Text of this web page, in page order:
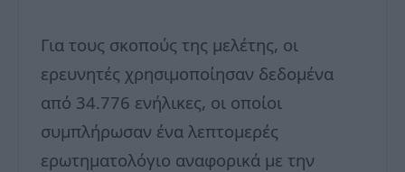
Για τους σκοπούς της μελέτης, οι
ερευνητές χρησιμοποίησαν δεδομένα
από 34.776 ενήλικες, οι οποίοι
συμπλήρωσαν ένα λεπτομερές
ερωτηματολόγιο αναφορικά με την